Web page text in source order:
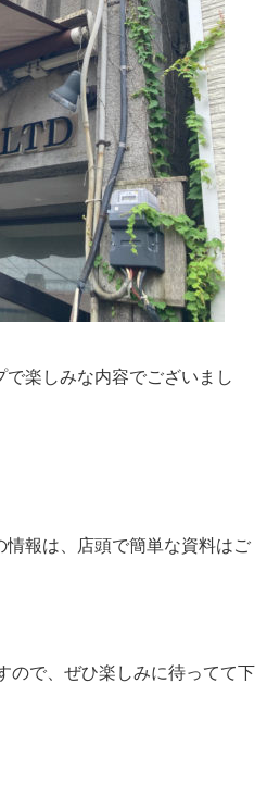
楽しみな内容でございまし
報は、店頭で簡単な資料はご
ので、ぜひ楽しみに待ってて下